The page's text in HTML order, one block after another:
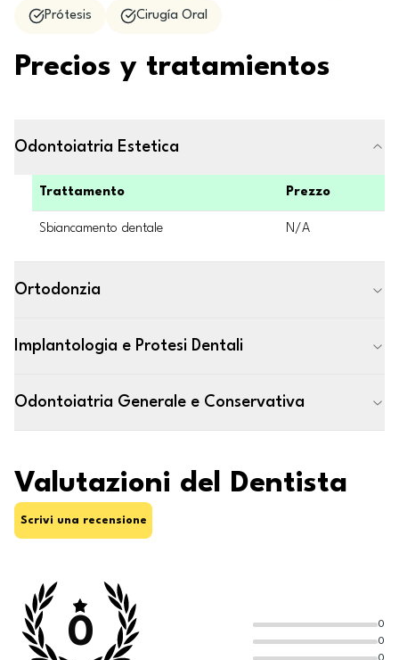
Prótesis Cirugía Oral
Precios y tratamientos
Odontoiatria Estetica
Trattamento Prezzo
Sbiancamento dentale N/A
Ortodonzia
Implantologia e Protesi Dentali
Odontoiatria Generale e Conservativa
Valutazioni del Dentista
Scrivi una recensione
0 0
0